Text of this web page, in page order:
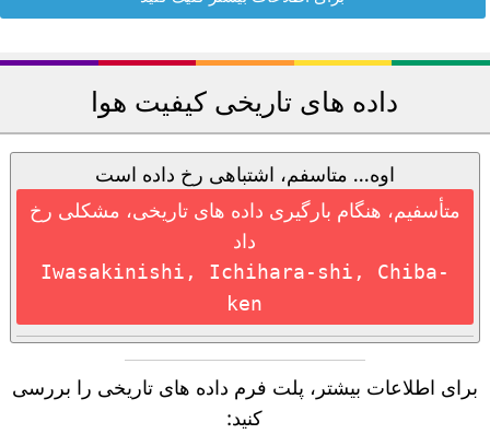
داده های تاریخی کیفیت هوا
اوه... متاسفم، اشتباهی رخ داده است
متأسفیم، هنگام بارگیری داده های تاریخی، مشکلی رخ
داد
Iwasakinishi, Ichihara-shi, Chiba-
ken
برای اطلاعات بیشتر، پلت فرم داده های تاریخی را بررسی
کنید: